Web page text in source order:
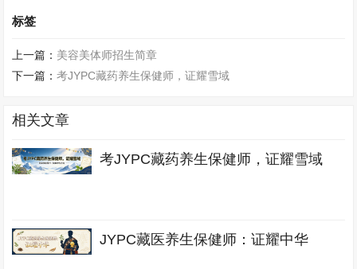
标签
上一篇： 美容美体师招生简章
下一篇：考JYPC藏药养生保健师，证耀雪域
相关文章
考JYPC藏药养生保健师，证耀雪域
JYPC藏医养生保健师：证耀中华